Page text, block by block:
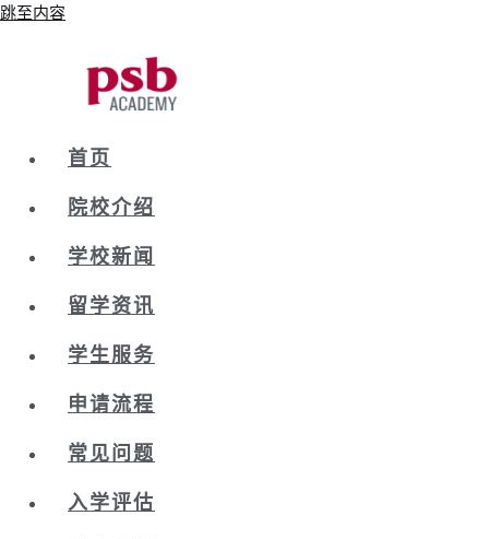
跳至内容
首页
院校介绍
学校新闻
留学资讯
学生服务
申请流程
常见问题
入学评估